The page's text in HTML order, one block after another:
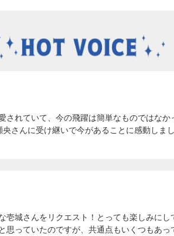
されていて、今の飛躍は簡単なものではな
さんに受け継いで今があることに感動しま
壱城さんをリクエスト！とっても楽しみにし
思っていたのですが、共通点もいくつもあ